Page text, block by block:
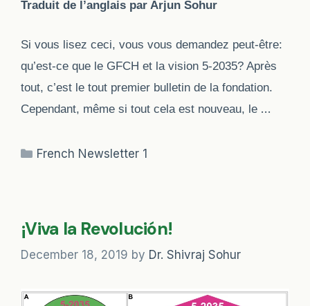
Traduit de l’anglais par Arjun Sohur
Si vous lisez ceci, vous vous demandez peut-être:
qu’est-ce que le GFCH et la vision 5-2035? Après
tout, c’est le tout premier bulletin de la fondation.
Cependant, même si tout cela est nouveau, le …
Categories
French Newsletter 1
¡Viva la Revolución!
December 18, 2019 by Dr. Shivraj Sohur